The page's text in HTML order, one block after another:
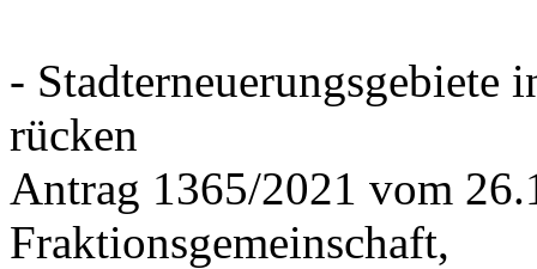
- Stadterneuerungsgebiete
rücken
Antrag 1365/2021 vom
Fraktionsgemeinschaft,